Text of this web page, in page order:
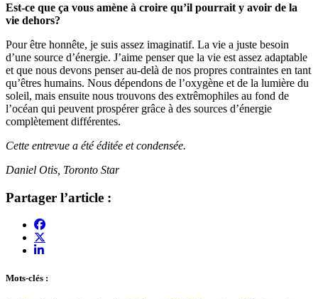
Est-ce que ça vous amène à croire qu’il pourrait y avoir de la
vie dehors?
Pour être honnête, je suis assez imaginatif. La vie a juste besoin
d’une source d’énergie. J’aime penser que la vie est assez adaptable
et que nous devons penser au-delà de nos propres contraintes en tant
qu’êtres humains. Nous dépendons de l’oxygène et de la lumière du
soleil, mais ensuite nous trouvons des extrêmophiles au fond de
l’océan qui peuvent prospérer grâce à des sources d’énergie
complètement différentes.
Cette entrevue a été éditée et condensée.
Daniel Otis, Toronto Star
Partager l’article :
Mots-clés :